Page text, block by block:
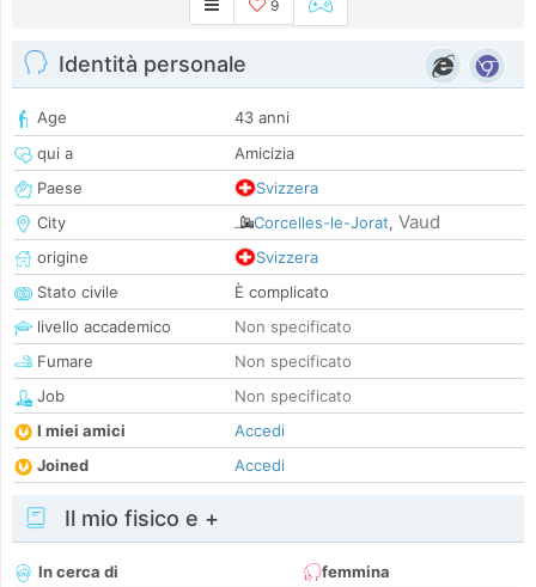
9
Identità personale
Age
43 anni
qui a
Amicizia
Paese
Svizzera
City
Corcelles-le-Jorat, Vaud
origine
Svizzera
Stato civile
È complicato
livello accademico
Non specificato
Fumare
Non specificato
Job
Non specificato
I miei amici
Accedi
Joined
Accedi
Il mio fisico e +
In cerca di
femmina